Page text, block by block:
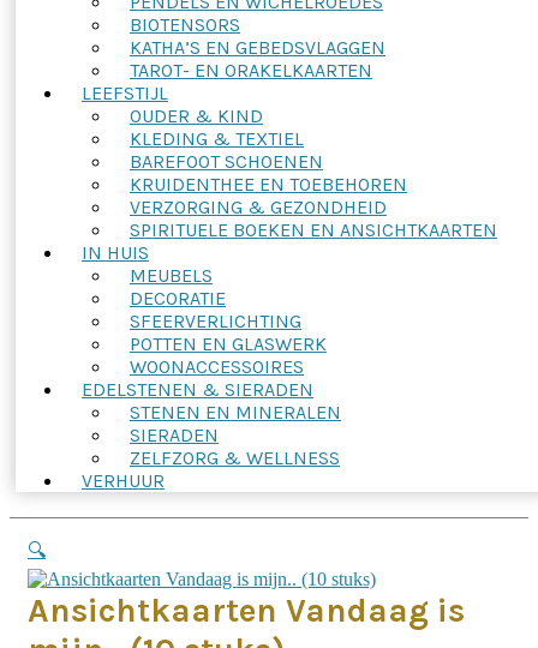
BIOTENSORS
KATHA’S EN GEBEDSVLAGGEN
TAROT- EN ORAKELKAARTEN
LEEFSTIJL
OUDER & KIND
KLEDING & TEXTIEL
BAREFOOT SCHOENEN
KRUIDENTHEE EN TOEBEHOREN
VERZORGING & GEZONDHEID
SPIRITUELE BOEKEN EN ANSICHTKAARTEN
IN HUIS
MEUBELS
DECORATIE
SFEERVERLICHTING
POTTEN EN GLASWERK
WOONACCESSOIRES
EDELSTENEN & SIERADEN
STENEN EN MINERALEN
SIERADEN
ZELFZORG & WELLNESS
VERHUUR
🔍
Ansichtkaarten Vandaag is